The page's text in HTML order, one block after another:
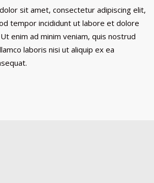
sit amet, consectetur adipiscing elit,
tempor incididunt ut labore et dolore
enim ad minim veniam, quis nostrud
laboris nisi ut aliquip ex ea